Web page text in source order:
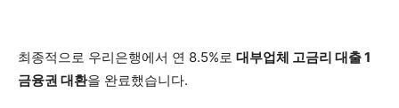
최종적으로 우리은행에서 연 8.5%로 대부업체 고금리 대출 1
금융권 대환을 완료했습니다.